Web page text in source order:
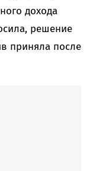
дохода
решение
приняла после